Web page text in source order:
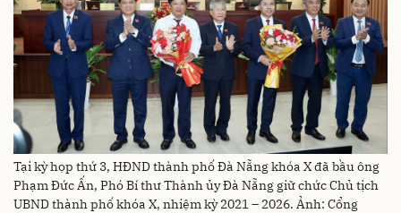
Tại kỳ họp thứ 3, HĐND thành phố Đà Nẵng khóa X đã bầu ông
Phạm Đức Ấn, Phó Bí thư Thành ủy Đà Nẵng giữ chức Chủ tịch
UBND thành phố khóa X, nhiệm kỳ 2021 – 2026. Ảnh: Cổng